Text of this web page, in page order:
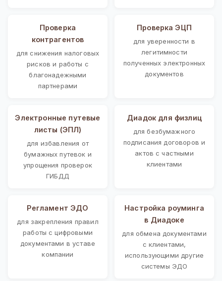
Проверка
контрагентов
для снижения налоговых
рисков и работы с
благонадежными
партнерами
Проверка ЭЦП
для уверенности в
легитимности
полученных электронных
документов
Электронные путевые
листы (ЭПЛ)
для избавления от
бумажных путевок и
упрощения проверок
ГИБДД
Диадок для физлиц
для безбумажного
подписания договоров и
актов с частными
клиентами
Регламент ЭДО
для закрепления правил
работы с цифровыми
документами в уставе
компании
Настройка роуминга
в Диадоке
для обмена документами
с клиентами,
использующими другие
системы ЭДО